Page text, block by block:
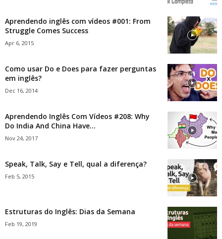
Aprendendo inglês com vídeos #001: From
Struggle Comes Success
Apr 6, 2015
Como usar Do e Does para fazer perguntas
em inglês?
Dec 16, 2014
Aprendendo Inglês Com Vídeos #208: Why
Do India And China Have...
Nov 24, 2017
Speak, Talk, Say e Tell, qual a diferença?
Feb 5, 2015
Estruturas do Inglês: Dias da Semana
Feb 19, 2019